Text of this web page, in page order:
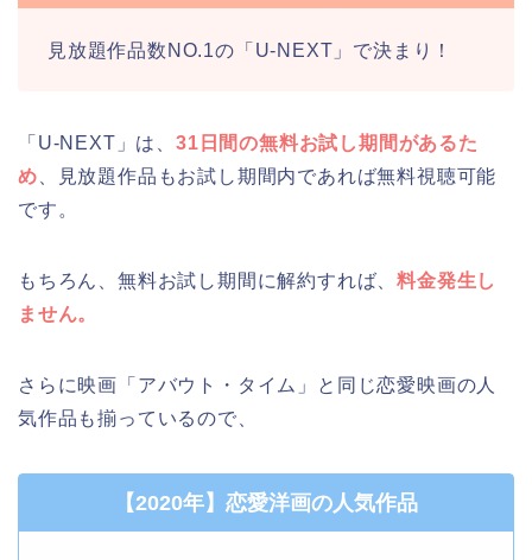
見放題作品数NO.1の「U-NEXT」で決まり！
「U-NEXT」は、 31日間の無料お試し期間があるた
め 、見放題作品もお試し期間内であれば無料視聴可能
です。
もちろん、無料お試し期間に解約すれば、料金発生し
ません。
さらに映画「アバウト・タイム」と同じ恋愛映画の人
気作品も揃っているので、
【2020年】恋愛洋画の人気作品